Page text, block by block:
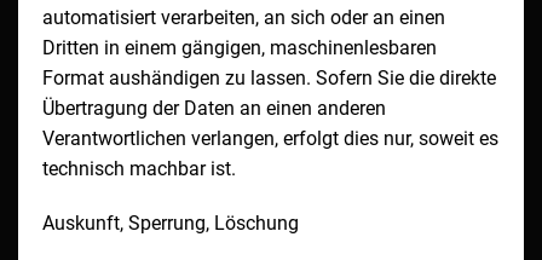
automatisiert verarbeiten, an sich oder an einen
Dritten in einem gängigen, maschinenlesbaren
Format aushändigen zu lassen. Sofern Sie die direkte
Übertragung der Daten an einen anderen
Verantwortlichen verlangen, erfolgt dies nur, soweit es
technisch machbar ist.
Auskunft, Sperrung, Löschung